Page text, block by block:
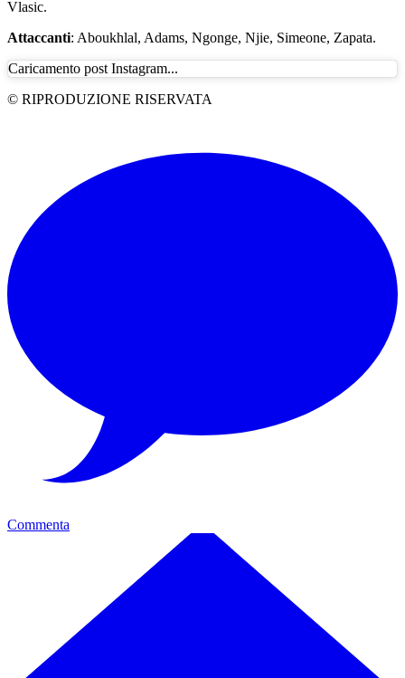
Vlasic.
Attaccanti: Aboukhlal, Adams, Ngonge, Njie, Simeone, Zapata.
Caricamento post Instagram...
© RIPRODUZIONE RISERVATA
Commenta